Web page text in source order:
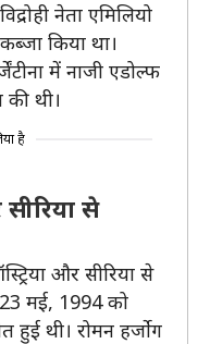
नेता एमिलियो
किया था।
में नाजी एडोल्फ
थी।
है
से
और सीरिया से
मई, 1994 को
हुई थी। रोमन हर्जाेग